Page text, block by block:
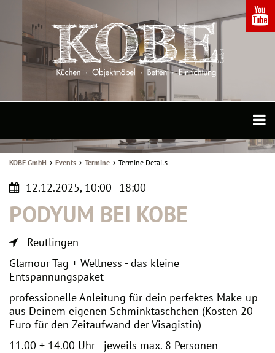
KOBE GmbH Events Termine Termine Details
12.12.2025, 10:00–18:00
PODYUM BEI KOBE
Reutlingen
Glamour Tag + Wellness - das kleine
Entspannungspaket
professionelle Anleitung für dein perfektes Make-up
aus Deinem eigenen Schminktäschchen (Kosten 20
Euro für den Zeitaufwand der Visagistin)
11.00 + 14.00 Uhr - jeweils max. 8 Personen